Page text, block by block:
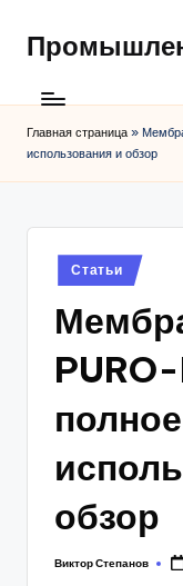
Главная страница »
использования и обзор
Posted
in
Статьи
обзор
Posted
Виктор Степанов